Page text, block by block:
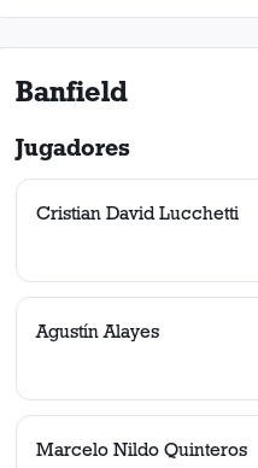
Banfield
Jugadores
Cristian David Lucchetti
Agustín Alayes
Marcelo Nildo Quinteros